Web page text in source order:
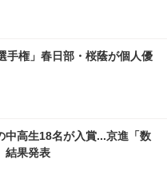
手権」春日部・桜蔭が個人優
中高生18名が入賞...京進「数
結果発表